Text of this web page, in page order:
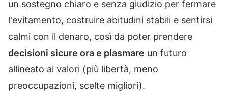
un sostegno chiaro e senza giudizio per fermare
l'evitamento, costruire abitudini stabili e sentirsi
calmi con il denaro, così da poter prendere
decisioni sicure ora e plasmare un futuro
allineato ai valori (più libertà, meno
preoccupazioni, scelte migliori).